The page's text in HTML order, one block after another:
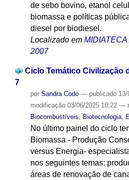
de sebo bovino, etanol
biomassa e políticas
diesel por biodiesel.
Localizado em MIDIATECA
2007
Ciclo Temático Civilização
7
por Sandra Codo — publicado13/
modificação03/06/2025 10:22 —
Biocombustíveis
Biotecnologia,
No último painel do ciclo
Biomassa - Produção
versus Energia-
nos seguintes temas:
áreas de renovação de